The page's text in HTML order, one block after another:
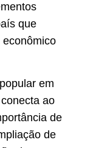
que
econômico
em
ao
de
de